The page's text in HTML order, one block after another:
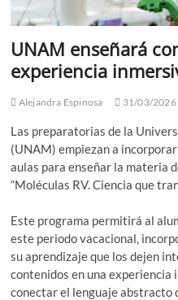
UNAM enseñará
experiencia
Alejandra Espinosa 31/03/2026
Las preparatorias de la
(UNAM) empiezan a
aulas para enseñar la materia
“Moléculas RV. Ciencia que
Este programa permitirá al
este periodo vacacional,
su aprendizaje que los dejen
contenidos en una experiencia
conectar el lenguaje abstracto